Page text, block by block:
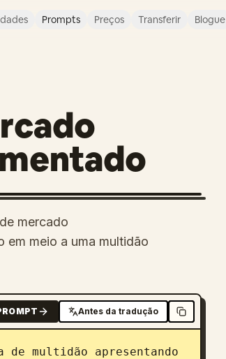
Prompts Preços Transferir Blogue
mercado
meio a uma multidão
Antes da tradução
de multidão apresentando